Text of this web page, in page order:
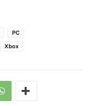
PC
Xbox